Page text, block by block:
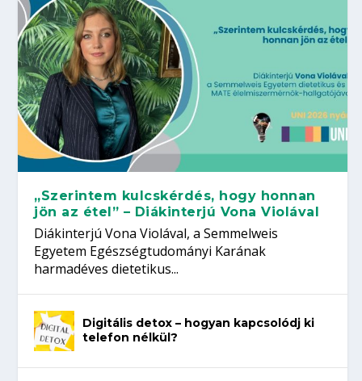
„Szerintem kulcskérdés, hogy honnan
jön az étel” – Diákinterjú Vona Violával
Diákinterjú Vona Violával, a Semmelweis
Egyetem Egészségtudományi Karának
harmadéves dietetikus...
Digitális detox – hogyan kapcsolódj ki
telefon nélkül?